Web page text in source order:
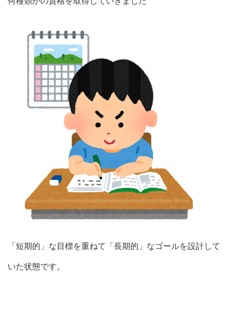
「短期的」な目標を重ねて「長期的」なゴールを設計して
いた状態です。